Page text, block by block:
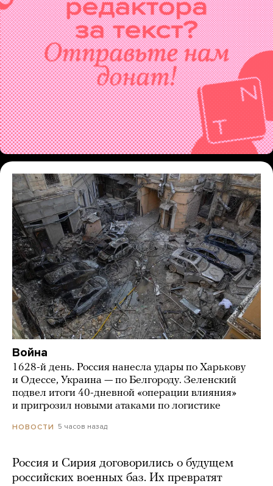
Война
1628-й день. Россия нанесла удары по Харькову
и Одессе, Украина — по Белгороду. Зеленский
подвел итоги 40-дневной «операции влияния»
и пригрозил новыми атаками по логистике
НОВОСТИ 5 часов назад
Россия и Сирия договорились о будущем
российских военных баз. Их превратят